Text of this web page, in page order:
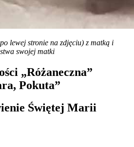
lewej stronie na zdjęciu) z matką i
swojej matki
„Różaneczna”
Pokuta”
Świętej Marii